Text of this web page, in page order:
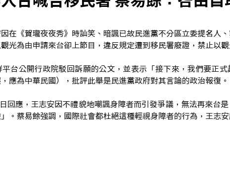
在《賀瓏夜夜秀》時訕笑、暗諷已故民進黨不分區立委提名人
光為由申請來台卻上節目，違反規定遭到移民署廢證，禁止以觀
平台公開行政院駁回訴願的公文，並表示「接下來，我們要正
應為中華民國），批評此舉是民進黨政府對其言論的政治報復。
回應，王志安因不禮貌地嘲諷身障者而引發爭議，無法再來台
。蔡易餘強調，國際社會都杜絕這種輕視身障者的行為，王志安